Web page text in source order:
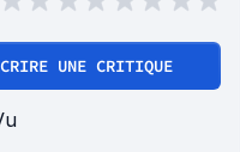
UNE CRITIQUE